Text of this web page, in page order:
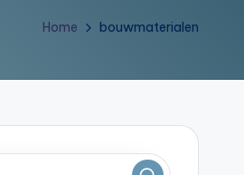
Home bouwmaterialen